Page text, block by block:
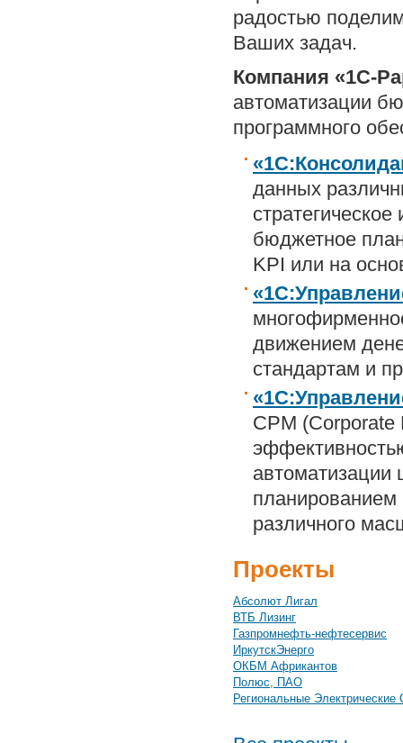
радостью
Ваших задач.
Компания «1С-
автоматизации
программного
данных
бюджетное
KPI или на
движением
стандартам и
CPM
автоматизации
планированием
различного
Проекты
Абсолют Лигал
ВТБ Лизинг
Газпромнефть-нефтесервис
ИркутскЭнерго
ОКБМ Африкантов
Полюс, ПАО
Региональные